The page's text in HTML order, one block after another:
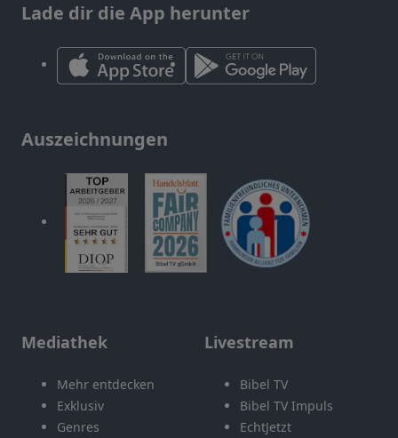
Lade dir die App herunter
Auszeichnungen
Mediathek
Mehr entdecken
Exklusiv
Genres
Livestream
Bibel TV
Bibel TV Impuls
EchtJetzt